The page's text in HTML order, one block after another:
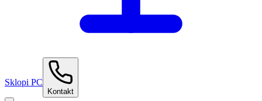
Sklopi PC
Kontakt